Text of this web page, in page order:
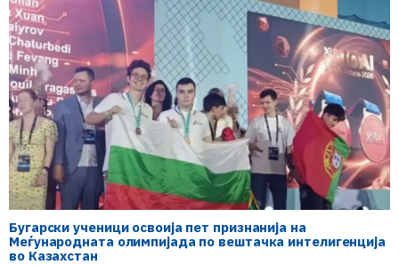
Бугарски ученици освоија пет признанија на
Меѓународната олимпијада по вештачка интелигенција
во Казахстан